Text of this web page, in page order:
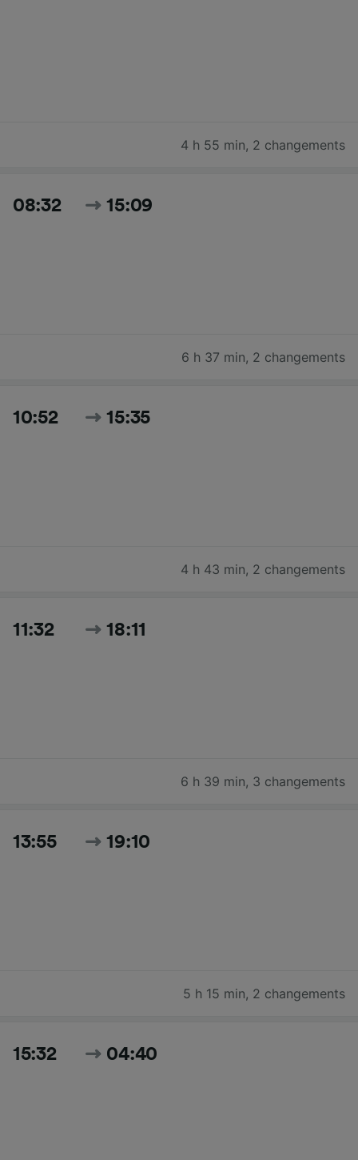
4 h 55 min, 2 changements
08:32 15:09
6 h 37 min, 2 changements
10:52 15:35
4 h 43 min, 2 changements
11:32 18:11
6 h 39 min, 3 changements
13:55 19:10
5 h 15 min, 2 changements
15:32 04:40